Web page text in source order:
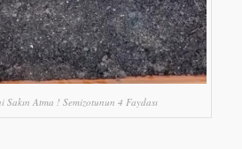
Sakın Atma ! Semizotunun 4 Faydası